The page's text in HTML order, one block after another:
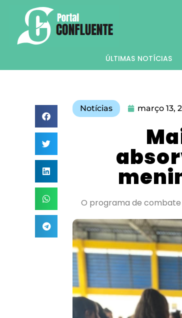
ÚLTIMAS NOTÍCIAS
Notícias março 13,
O programa de